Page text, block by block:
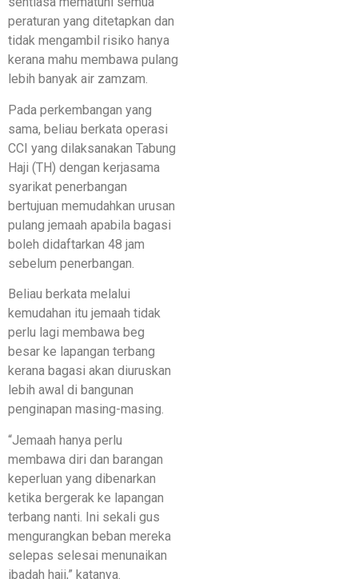
peraturan yang ditetapkan dan
tidak mengambil risiko hanya
kerana mahu membawa pulang
lebih banyak air zamzam.
Pada perkembangan yang
sama, beliau berkata operasi
CCI yang dilaksanakan Tabung
Haji (TH) dengan kerjasama
syarikat penerbangan
bertujuan memudahkan urusan
pulang jemaah apabila bagasi
boleh didaftarkan 48 jam
sebelum penerbangan.
Beliau berkata melalui
kemudahan itu jemaah tidak
perlu lagi membawa beg
besar ke lapangan terbang
kerana bagasi akan diuruskan
lebih awal di bangunan
penginapan masing-masing.
“Jemaah hanya perlu
membawa diri dan barangan
keperluan yang dibenarkan
ketika bergerak ke lapangan
terbang nanti. Ini sekali gus
mengurangkan beban mereka
selepas selesai menunaikan
ibadah haji,” katanya.